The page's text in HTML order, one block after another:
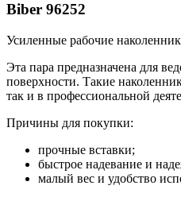
Biber 96252
Усиленные рабочие
Эта пара предназначена для
поверхности. Такие
так и в профессиональной
Причины для покупки:
прочные вставки;
быстрое надевание и
малый вес и удобство